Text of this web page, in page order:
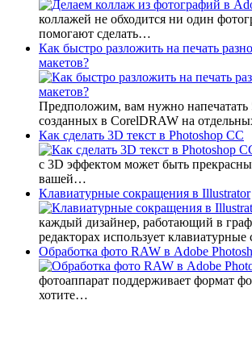
коллажей не обходится ни один
помогают сделать…
Как быстро разложить на печать
макетов?
Предположим, вам нужно напечатать
созданных в CorelDRAW на
Как сделать 3D текст в Photoshop CC
с 3D эффектом может быть
вашей…
Клавиатурные сокращения в Illustrator
каждый дизайнер, работающий в
редакторах использует
Обработка фото RAW в Adobe
фотоаппарат поддерживает формат
хотите…